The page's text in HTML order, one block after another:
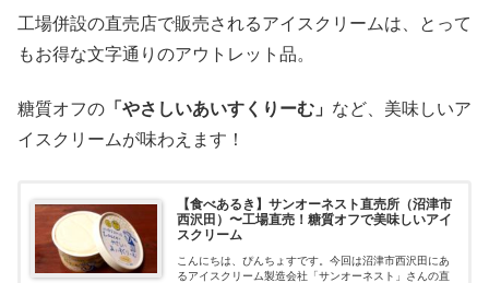
工場併設の直売店で販売されるアイスクリームは、とって
もお得な文字通りのアウトレット品。
糖質オフの 「やさしいあいすくりーむ」 など、美味しいア
イスクリームが味わえます！
【食べあるき】サンオーネスト直売所（沼津市
西沢田）〜工場直売！糖質オフで美味しいアイ
スクリーム
こんにちは、ぴんちょすです。今回は沼津市西沢田にあ
るアイスクリーム製造会社「サンオーネスト」さんの直